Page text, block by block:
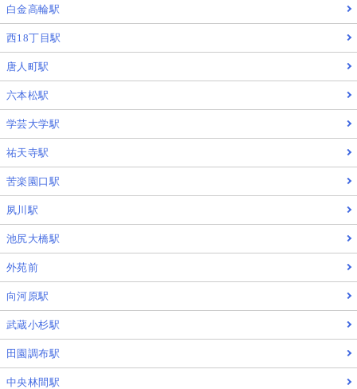
白金高輪駅
西18丁目駅
唐人町駅
六本松駅
学芸大学駅
祐天寺駅
苦楽園口駅
夙川駅
池尻大橋駅
外苑前
向河原駅
武蔵小杉駅
田園調布駅
中央林間駅